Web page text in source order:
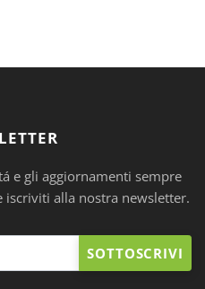
e gli aggiornamenti sempre
iscriviti alla nostra newsletter.
SOTTOSCRIVI